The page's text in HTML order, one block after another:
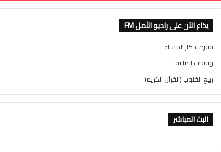
يذاع الآن على راديو الأمل FM
فقرة اذكار المساء
وقفات إيمانية
ربيع القلوب (القرآن الكريم)
البث المباشر